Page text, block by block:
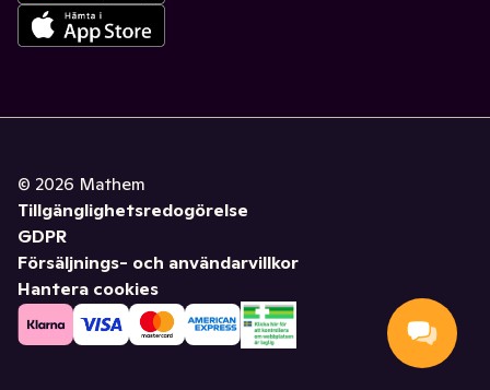
© 2026 Mathem
Tillgänglighetsredogörelse
GDPR
Försäljnings- och användarvillkor
Hantera cookies